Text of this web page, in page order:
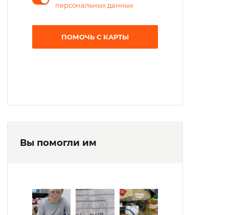
персональных данных
ПОМОЧЬ С КАРТЫ
Вы помогли им